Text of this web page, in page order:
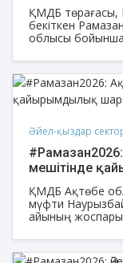
ҚМДБ төрағасы,
бекіткен
облысы бойынша
Әйел-қыздар
мешітінде
ҚМДБ Ақтөбе
мүфти
айының
даму клубының
шарасы өтті.